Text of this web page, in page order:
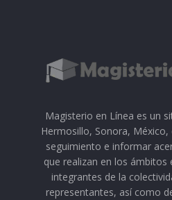
Magisterio en Línea es un
Hermosillo, Sonora,
seguimiento e informar
que realizan en los ámbitos
integrantes de la
representantes, así como